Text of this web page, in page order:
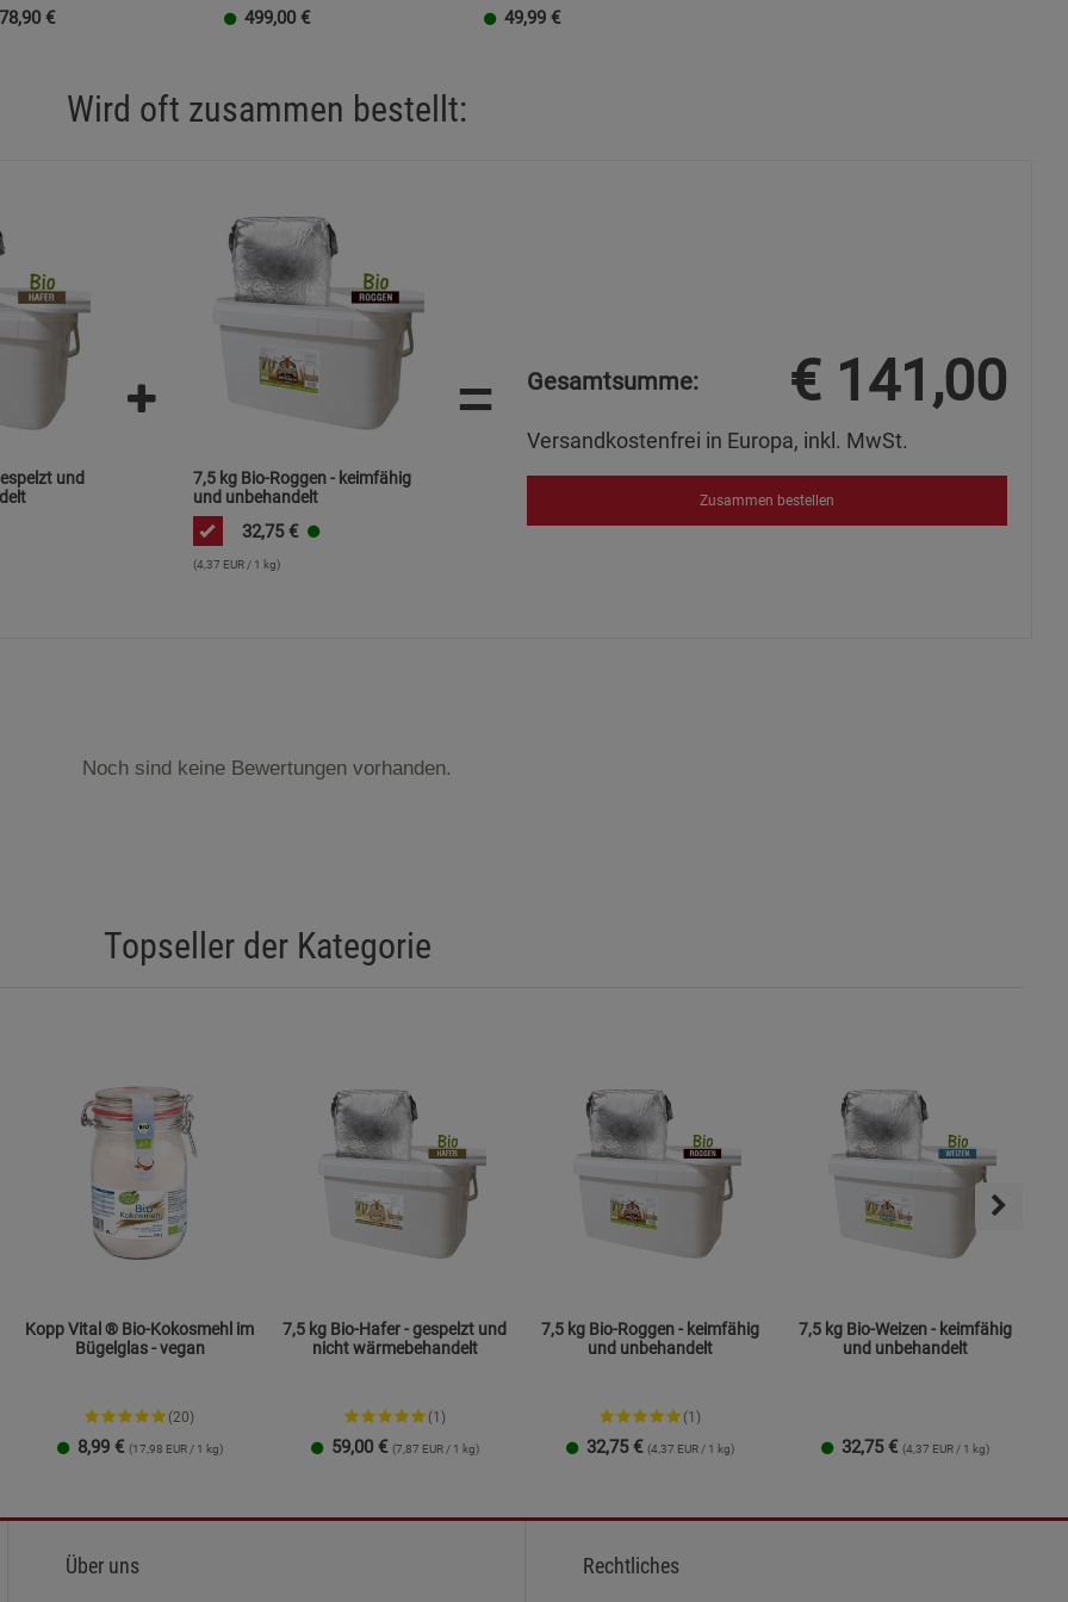
€ 499,00 € 49,99 €
Wird oft zusammen bestellt:
und
7,5 kg Bio-Roggen - keimfähig
und unbehandelt
32,75 €
(4,37 EUR / 1 kg)
= Gesamtsumme: € 141,00
Versandkostenfrei in Europa, inkl. MwSt.
Zusammen bestellen
Noch sind keine Bewertungen vorhanden.
Topseller der Kategorie
Kopp Vital ® Bio-Kokosmehl im
Bügelglas - vegan
(20)
8,99 € (17,98 EUR / 1 kg)
7,5 kg Bio-Hafer - gespelzt und
nicht wärmebehandelt
(1)
59,00 € (7,87 EUR / 1 kg)
7,5 kg Bio-Roggen - keimfähig
und unbehandelt
(1)
32,75 € (4,37 EUR / 1 kg)
7,5 kg Bio-Weizen - keimfähig
und unbehandelt
32,75 € (4,37 EUR / 1 kg)
Über uns Rechtliches
Statistik Cookies (2) Statistik Cookies
Cookie-Informationen anzeigen
Cookie-Informationen anzeigen
Datenschutzerklärung